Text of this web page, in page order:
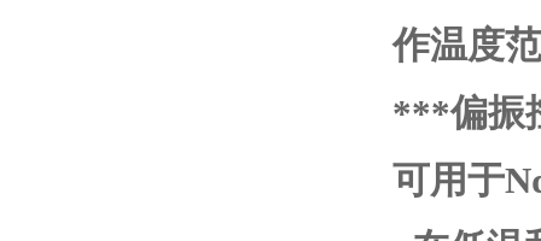
作温度
***偏振
可用于